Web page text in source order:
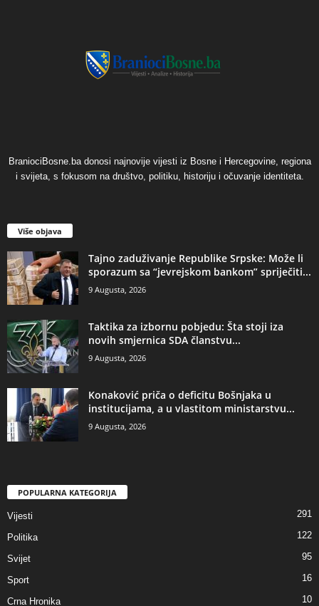
BraniociBosne.ba donosi najnovije vijesti iz Bosne i Hercegovine, regiona
i svijeta, s fokusom na društvo, politiku, historiju i očuvanje identiteta.
Više objava
Tajno zaduživanje Republike Srpske: Može li
sporazum sa “jevrejskom bankom” spriječiti...
9 Augusta, 2026
Taktika za izbornu pobjedu: Šta stoji iza
novih smjernica SDA članstvu...
9 Augusta, 2026
​Konaković priča o deficitu Bošnjaka u
institucijama, a u vlastitom ministarstvu...
9 Augusta, 2026
POPULARNA KATEGORIJA
Vijesti 291
Politika 122
Svijet 95
Sport 16
Crna Hronika 10